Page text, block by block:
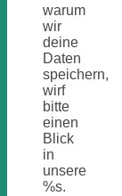
warum
wir
deine
Daten
speichern,
wirf
bitte
einen
Blick
in
unsere
%s.